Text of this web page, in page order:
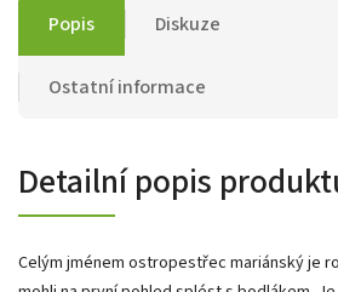
Popis Diskuze
Ostatní informace
Detailní popis
Celým jménem ostropestřec mariánský je